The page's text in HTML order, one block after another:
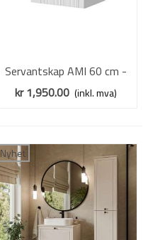
Servantskap AMI 60 cm -
hvit matt - 1 skuff
kr 1,950.00 (inkl. mva)
Nyhet